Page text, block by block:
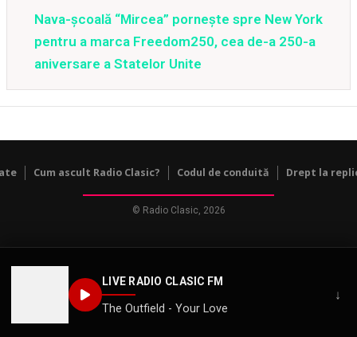
LIVE RADIO CLASIC FM
The Outfield - Your Love
↓
Nava-școală “Mircea” pornește spre New York
pentru a marca Freedom250, cea de-a 250-a
aniversare a Statelor Unite
Cum ascult Radio Clasic? Codul de conduită Drept la
© Radio Clasic, 2026